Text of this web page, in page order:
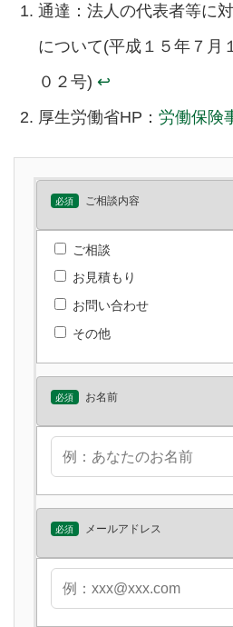
通達：法人の代表者等に
について(平成１５年７月
０２号) ↩︎
厚生労働省HP： 労働保険
必須 ご相談内容
ご相談
お見積もり
お問い合わせ
その他
必須 お名前
必須 メールアドレス